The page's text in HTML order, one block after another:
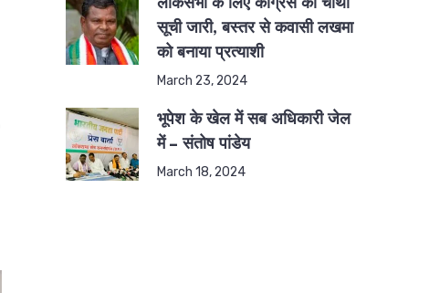
लोकसभा के लिए कांग्रेस की चौथी
सूची जारी, बस्तर से कवासी लखमा
को बनाया प्रत्याशी
March 23, 2024
भूपेश के खेल में सब अधिकारी जेल
में – संतोष पांडेय
March 18, 2024